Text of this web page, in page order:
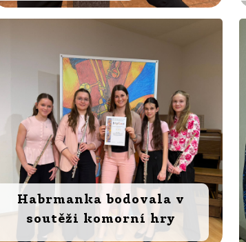
Habrmanka bodovala v
soutěži komorní hry